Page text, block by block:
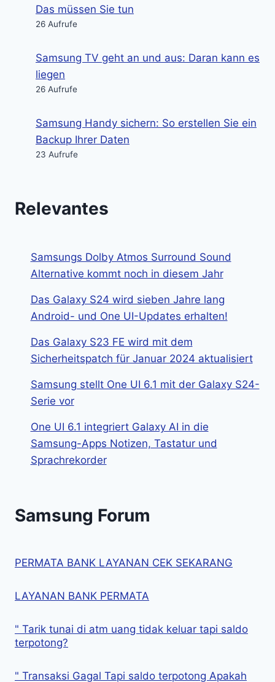
Das müssen Sie tun
26 Aufrufe
Samsung TV geht an und aus: Daran kann es
liegen
26 Aufrufe
Samsung Handy sichern: So erstellen Sie ein
Backup Ihrer Daten
23 Aufrufe
Relevantes
Samsungs Dolby Atmos Surround Sound
Alternative kommt noch in diesem Jahr
Das Galaxy S24 wird sieben Jahre lang
Android- und One UI-Updates erhalten!
Das Galaxy S23 FE wird mit dem
Sicherheitspatch für Januar 2024 aktualisiert
Samsung stellt One UI 6.1 mit der Galaxy S24-
Serie vor
One UI 6.1 integriert Galaxy AI in die
Samsung-Apps Notizen, Tastatur und
Sprachrekorder
Samsung Forum
PERMATA BANK LAYANAN CEK SEKARANG
LAYANAN BANK PERMATA
" Tarik tunai di atm uang tidak keluar tapi saldo
terpotong?
" Transaksi Gagal Tapi saldo terpotong Apakah